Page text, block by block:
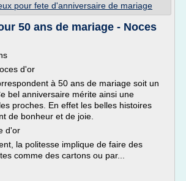
pour fete d'anniversaire de mariage
50 ans de mariage - Noces
d'or
à 50 ans de mariage soit un
bel anniversaire mérite ainsi une
proches. En effet les belles histoires
de bonheur et de joie.
d'or
la politesse implique de faire des
comme des cartons ou par...